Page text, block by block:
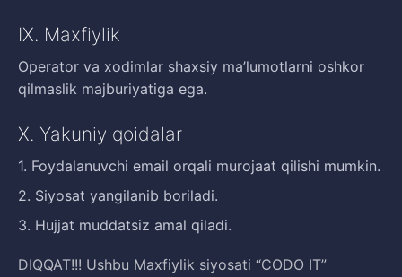
IX. Maxfiylik
Operator va xodimlar shaxsiy ma’lumotlarni oshkor
qilmaslik majburiyatiga ega.
X. Yakuniy qoidalar
1. Foydalanuvchi email orqali murojaat qilishi mumkin.
2. Siyosat yangilanib boriladi.
3. Hujjat muddatsiz amal qiladi.
DIQQAT!!! Ushbu Maxfiylik siyosati “CODO IT”